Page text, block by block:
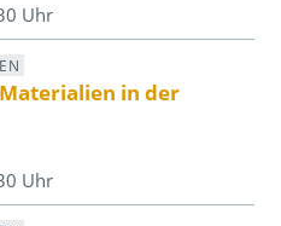
Uhr
in der
Uhr